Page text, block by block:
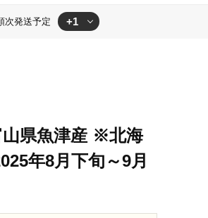
次発送予定 +1
山県魚津産 ※北海
年8月下旬～9月